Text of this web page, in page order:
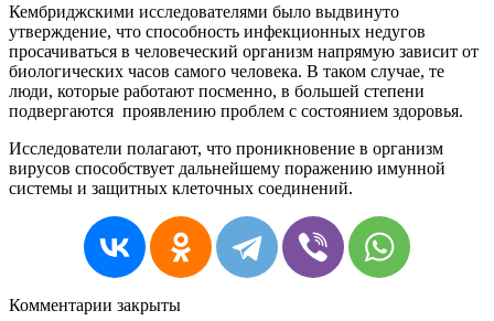
Кембриджскими исследователями было выдвинуто
утверждение, что способность инфекционных недугов
просачиваться в человеческий организм напрямую зависит от
биологических часов самого человека. В таком случае, те
люди, которые работают посменно, в большей степени
подвергаются проявлению проблем с состоянием здоровья.
Исследователи полагают, что проникновение в организм
вирусов способствует дальнейшему поражению имунной
системы и защитных клеточных соединений.
Комментарии закрыты